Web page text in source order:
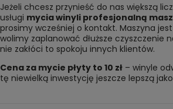
Jeżeli chcesz przynieść do nas większą
usługi mycia winyli profesjonalną
prosimy wcześniej o kontakt. Maszyna
wolimy zaplanować dłuższe czyszczenie
nie zakłóci to spokoju innych klientów.
Cena za mycie płyty to 10 zł – winyle
tę niewielką inwestycję jeszcze lepszą